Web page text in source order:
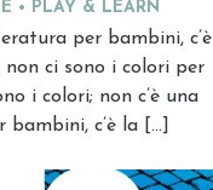
PLAY & LEARN
per bambini, c’è
ci sono i colori per
i colori; non c’è una
bambini, c’è la […]